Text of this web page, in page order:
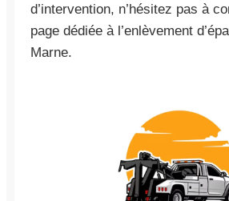
d’intervention, n’hésitez pas à
page dédiée à l’enlèvement
Marne.